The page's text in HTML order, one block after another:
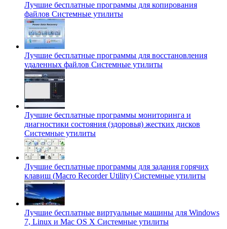
Лучшие бесплатные программы для копирования
файлов Системные утилиты
Лучшие бесплатные программы для восстановления
удаленных файлов Системные утилиты
Лучшие бесплатные программы мониторинга и
диагностики состояния (здоровья) жестких дисков
Системные утилиты
Лучшие бесплатные программы для задания горячих
клавиш (Macro Recorder Utility) Системные утилиты
Лучшие бесплатные виртуальные машины для Windows
7, Linux и Mac OS X Системные утилиты